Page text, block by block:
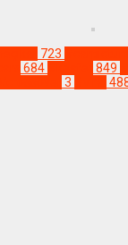
723
684 849
3